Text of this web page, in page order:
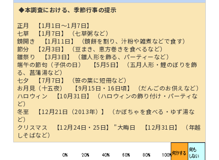
◆本調査における、季節行事の提示
正月 【1月1日～1月7日】
七草 【1月7日】 （七草粥など）
鏡開き 【1月11日】 （鏡餅を割り、汁粉や雑煮などで食す）
節分 【2月3日】 （豆まき、恵方巻きを食べるなど）
雛祭り 【3月3日】 （雛人形を飾る、パーティーなど）
端午の節句（子供の日） 【5月5日】 （五月人形・鯉のぼりを飾
る、菖蒲湯など）
七夕 【7月7日】 （笹の葉に短冊など）
お月見（十五夜） 【9月15日・16日頃】 （だんごのお供えなど）
ハロウィン 【10月31日】 （ハロウィンの飾り付け・パーティな
ど）
冬至 【12月21日（2013年）】 （かぼちゃを食べる・ゆず湯な
ど）
クリスマス 【12月24日・25日】 "大晦日 【12月31日】 （年越
しそばなど）